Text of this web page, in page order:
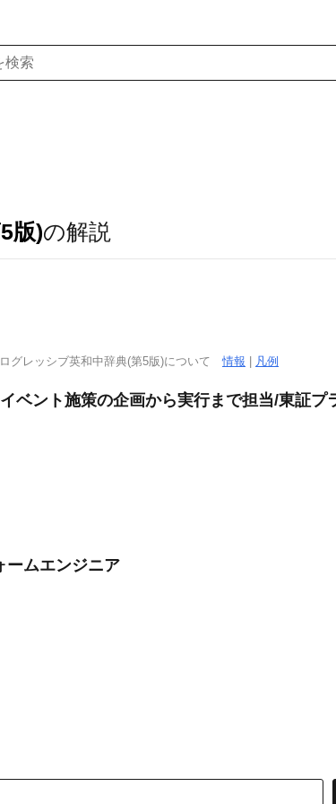
版)の解説
グレッシブ英和中辞典(第5版)について情報 凡例
ベント施策の企画から実行まで担当/東証プ
ームエンジニア